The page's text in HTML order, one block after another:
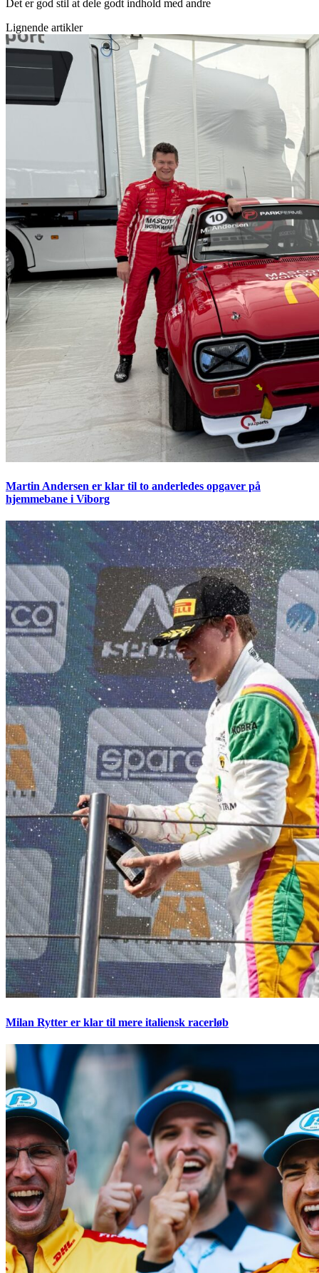
Det er god stil at dele godt indhold med andre
Lignende artikler
Martin Andersen er klar til to anderledes opgaver på
hjemmebane i Viborg
Milan Rytter er klar til mere italiensk racerløb